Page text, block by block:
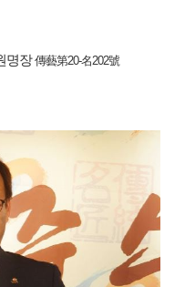
명장傳藝第20-名202號